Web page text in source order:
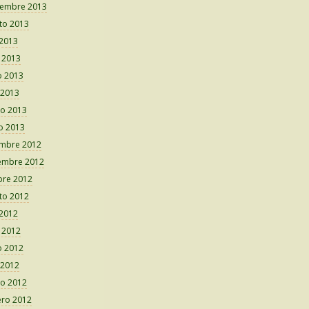
2013
2013
2013
2013
2013
2012
2012
2012
2012
2012
2012
2012